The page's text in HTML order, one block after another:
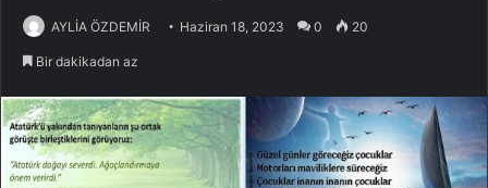
AYLİA ÖZDEMİR Haziran 18, 2023 0 20
Bir dakikadan az